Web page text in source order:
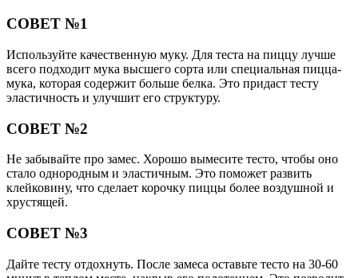
СОВЕТ №1
Используйте качественную муку. Для теста на пиццу лучше
всего подходит мука высшего сорта или специальная пицца-
мука, которая содержит больше белка. Это придаст тесту
эластичность и улучшит его структуру.
СОВЕТ №2
Не забывайте про замес. Хорошо вымесите тесто, чтобы оно
стало однородным и эластичным. Это поможет развить
клейковину, что сделает корочку пиццы более воздушной и
хрустящей.
СОВЕТ №3
Дайте тесту отдохнуть. После замеса оставьте тесто на 30-60